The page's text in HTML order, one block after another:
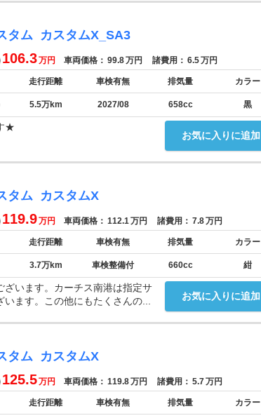
タム カスタムX_SA3
106.3万円 車両価格： 99.8万円 諸費用： 6.5万円
走行距離 車検有無 排気量 カラー
5.5万km 2027/08 658cc 黒
お気に入りに追加
★
タム カスタムX
119.9万円 車両価格： 112.1万円 諸費用： 7.8万円
走行距離 車検有無 排気量 カラー
3.7万km 車検整備付 660cc 紺
お気に入りに追加
います。カーチス南港は指定サ
ます。この他にもたくさんの...
タム カスタムX
125.5万円 車両価格： 119.8万円 諸費用： 5.7万円
走行距離 車検有無 排気量 カラー